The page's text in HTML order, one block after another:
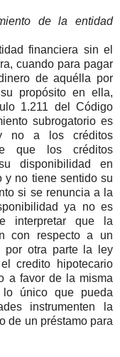
de la entidad
financiera sin el
cuando para pagar
de aquélla por
propósito en ella,
1.211 del Código
subrogatorio es
no a los créditos
que los créditos
disponibilidad en
y no tiene sentido su
si se renuncia a la
ya no es
interpretar que la
con respecto a un
por otra parte la ley
credito hipotecario
a favor de la misma
lo único que pueda
instrumenten la
de un préstamo para